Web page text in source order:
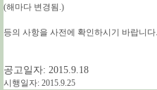
(해마다 변경됨.)
등의 사항을 사전에 확인하시기 바랍니다.
공고일자: 2015.9.18
시행일자: 2015.9.25